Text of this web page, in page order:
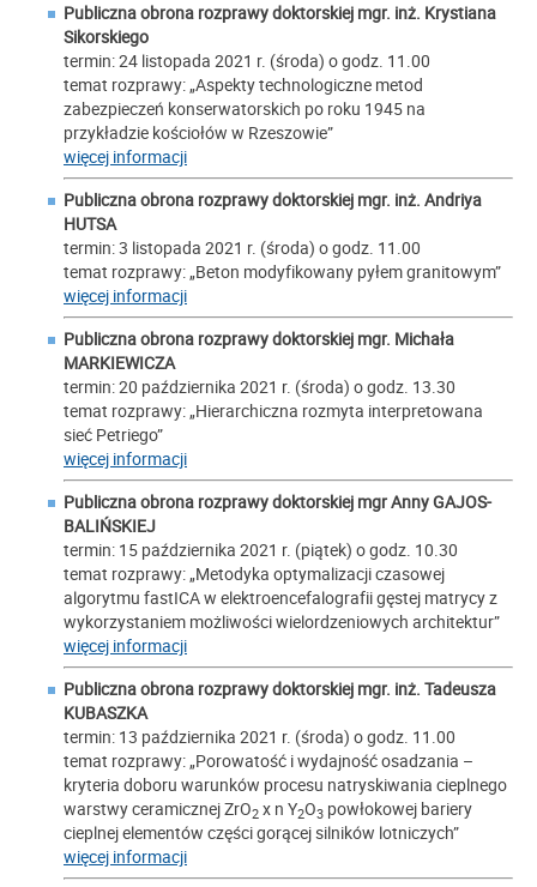
Publiczna obrona rozprawy doktorskiej mgr. inż. Krystiana
Sikorskiego
termin: 24 listopada 2021 r. (środa) o godz. 11.00
temat rozprawy: „Aspekty technologiczne metod
zabezpieczeń konserwatorskich po roku 1945 na
przykładzie kościołów w Rzeszowie”
więcej informacji
Publiczna obrona rozprawy doktorskiej mgr. inż. Andriya
HUTSA
termin: 3 listopada 2021 r. (środa) o godz. 11.00
temat rozprawy: „Beton modyfikowany pyłem granitowym”
więcej informacji
Publiczna obrona rozprawy doktorskiej mgr. Michała
MARKIEWICZA
termin: 20 października 2021 r. (środa) o godz. 13.30
temat rozprawy: „Hierarchiczna rozmyta interpretowana
sieć Petriego”
więcej informacji
Publiczna obrona rozprawy doktorskiej mgrAnny GAJOS-
BALIŃSKIEJ
termin: 15 października 2021 r. (piątek) o godz. 10.30
temat rozprawy: „Metodyka optymalizacji czasowej
algorytmu fastICA w elektroencefalografii gęstej matrycy z
wykorzystaniem możliwości wielordzeniowych architektur”
więcej informacji
Publiczna obrona rozprawy doktorskiej mgr. inż. Tadeusza
KUBASZKA
termin: 13 października 2021 r. (środa) o godz. 11.00
temat rozprawy: „Porowatość i wydajność osadzania –
kryteria doboru warunków procesu natryskiwania cieplnego
warstwy ceramicznej ZrO2 x n Y2O3 powłokowej bariery
cieplnej elementów części gorącej silników lotniczych”
więcej informacji